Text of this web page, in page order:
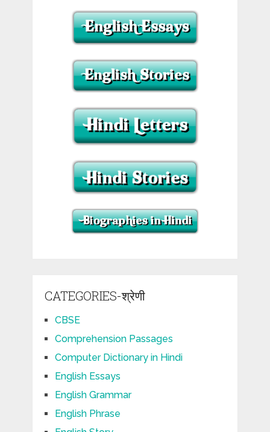
CATEGORIES-श्रेणी
CBSE
Comprehension Passages
Computer Dictionary in Hindi
English Essays
English Grammar
English Phrase